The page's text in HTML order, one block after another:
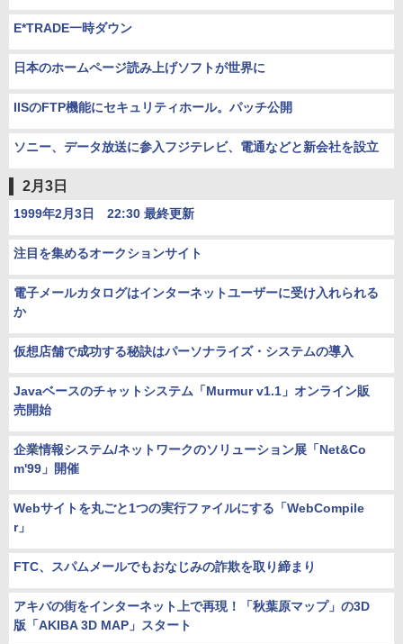
E*TRADE一時ダウン
日本のホームページ読み上げソフトが世界に
IISのFTP機能にセキュリティホール。パッチ公開
ソニー、データ放送に参入フジテレビ、電通などと新会社を設立
2月3日
1999年2月3日 22:30 最終更新
注目を集めるオークションサイト
電子メールカタログはインターネットユーザーに受け入れられる
か
仮想店舗で成功する秘訣はパーソナライズ・システムの導入
Javaベースのチャットシステム「Murmur v1.1」オンライン販
売開始
企業情報システム/ネットワークのソリューション展「Net&Co
m'99」開催
Webサイトを丸ごと1つの実行ファイルにする「WebCompile
r」
FTC、スパムメールでもおなじみの詐欺を取り締まり
アキバの街をインターネット上で再現！「秋葉原マップ」の3D
版「AKIBA 3D MAP」スタート